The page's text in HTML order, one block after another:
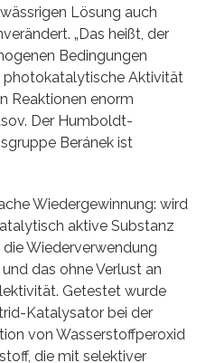
Lösung auch
„Das heißt, der
Bedingungen
photokatalytische Aktivität
Reaktionen enorm
Der Humboldt-
Beránek ist
Wiedergewinnung: wird
aktive Substanz
Wiederverwendung
das ohne Verlust an
Getestet wurde
Katalysator bei der
von Wasserstoffperoxid
die mit selektiver